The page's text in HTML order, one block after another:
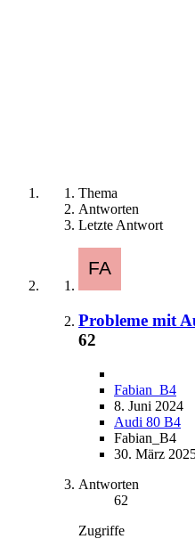
Thema
Antworten
Letzte Antwort
Probleme mit
62
Fabian_B4
8. Juni 2024
Audi 80 B4
Fabian_B4
30. März
Antworten
62
Zugriffe